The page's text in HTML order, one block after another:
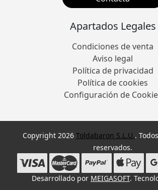
Apartados Legales
Condiciones de venta
Aviso legal
Política de privacidad
Política de cookies
Configuración de
Copyright 2026 Toldabaron S.L.U..
reservados.
Desarrollado por MEIGASOFT.